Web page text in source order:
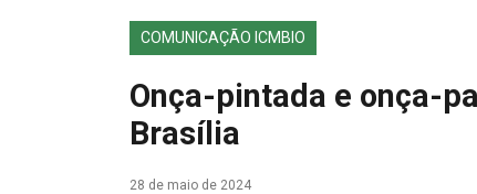
COMUNICAÇÃO ICMBIO
Onça-pintada e onça-
Brasília
28 de maio de 2024